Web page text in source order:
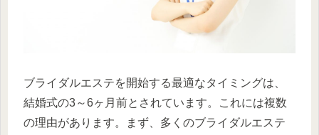
ブライダルエステを開始する最適なタイミングは、
結婚式の3～6ヶ月前とされています。これには複数
の理由があります。まず、多くのブライダルエステ